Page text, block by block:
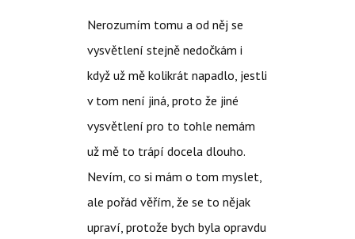
Nerozumím tomu a od něj se
vysvětlení stejně nedočkám i
když už mě kolikrát napadlo, jestli
v tom není jiná, proto že jiné
vysvětlení pro to tohle nemám
už mě to trápí docela dlouho.
Nevím, co si mám o tom myslet,
ale pořád věřím, že se to nějak
upraví, protože bych byla opravdu